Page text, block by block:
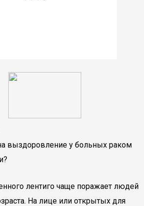
выздоровление у больных раком
лентиго чаще поражает людей
На лице или открытых для